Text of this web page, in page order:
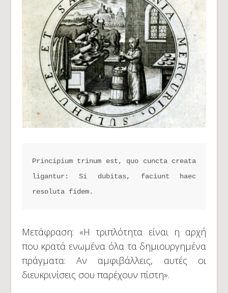
Principium trinum est, quo cuncta creata
ligantur: Si dubitas, faciunt haec
resoluta fidem.
Μετάφραση: «Η τριπλότητα είναι η αρχή
που κρατά ενωμένα όλα τα δημιουργημένα
πράγματα: Αν αμφιβάλλεις, αυτές οι
διευκρινίσεις σου παρέχουν πίστη».